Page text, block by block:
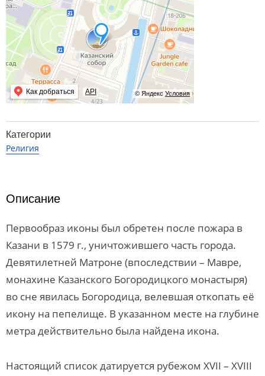
© Яндекс Условия
Как добраться API
Категории
Религия
Описание
Первообраз иконы был обретен после пожара в
Казани в 1579 г., уничтожившего часть города.
Девятилетней Матроне (впоследствии – Мавре,
монахине Казанского Богородицкого монастыря)
во сне явилась Богородица, велевшая откопать её
икону на пепелище. В указанном месте на глубине
метра действительно была найдена икона.
Настоящий список датируется рубежом XVII – XVIII